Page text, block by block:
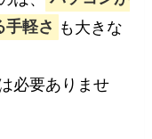
手軽さ も大きな
必要ありませ